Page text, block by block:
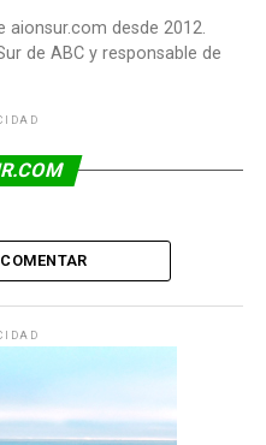
aionsur.com desde 2012.
de ABC y responsable de